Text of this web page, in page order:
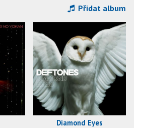
Přidat album
Diamond Eyes